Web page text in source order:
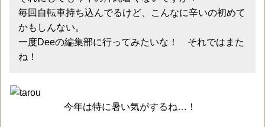
毎回自転車持ち込んでるけど、こんなに辛いの初めて
かもしんない。
一度Deeの編集部に行ってみたいな！ それではまた
ね！
今年は特に暑い気がするね…！